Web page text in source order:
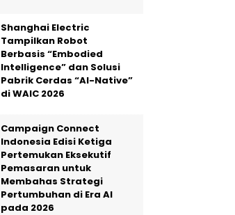
Shanghai Electric
Tampilkan Robot
Berbasis “Embodied
Intelligence” dan Solusi
Pabrik Cerdas “AI-Native”
di WAIC 2026
Campaign Connect
Indonesia Edisi Ketiga
Pertemukan Eksekutif
Pemasaran untuk
Membahas Strategi
Pertumbuhan di Era AI
pada 2026